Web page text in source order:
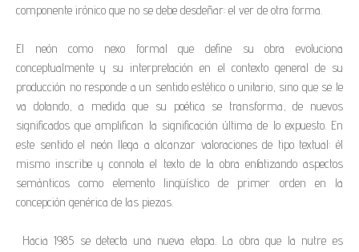
componente irónico que no se debe desdeñar: el ver de otra forma.
El neón como nexo formal que define su obra evoluciona
conceptualmente y su interpretación en el contexto general de su
producción no responde a un sentido estético o unitario, sino que se le
va dotando, a medida que su poética se transforma, de nuevos
significados que amplifican la significación última de lo expuesto. En
este sentido el neón llega a alcanzar valoraciones de tipo textual: él
mismo inscribe y connota el texto de la obra enfatizando aspectos
semánticos como elemento lingüístico de primer orden en la
concepción genérica de las piezas.
Hacia 1985 se detecta una nueva etapa. La obra que la nutre es